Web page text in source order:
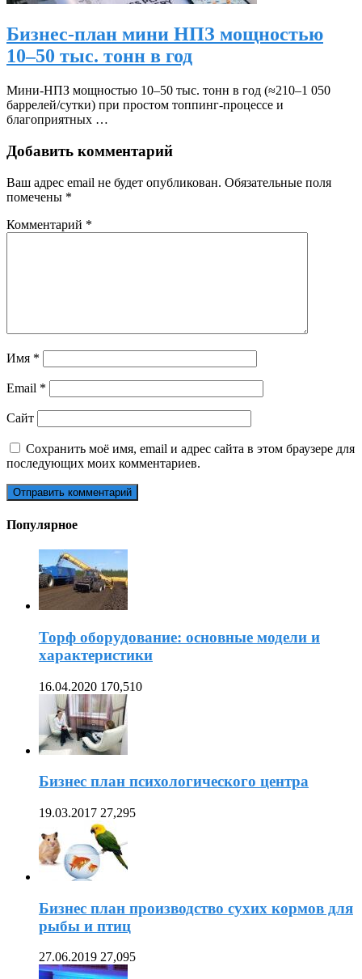
Бизнес-план мини НПЗ мощностью
10–50 тыс. тонн в год
Мини‑НПЗ мощностью 10–50 тыс. тонн в год (≈210–1 050
баррелей/сутки) при простом топпинг‑процессе и
благоприятных …
Добавить комментарий
Ваш адрес email не будет опубликован. Обязательные поля
помечены *
Комментарий *
Имя *
Email *
Сайт
Сохранить моё имя, email и адрес сайта в этом браузере для
последующих моих комментариев.
Популярное
Торф оборудование: основные модели и
характеристики
16.04.2020 170,510
Бизнес план психологического центра
19.03.2017 27,295
Бизнес план производство сухих кормов для
рыбы и птиц
27.06.2019 27,095